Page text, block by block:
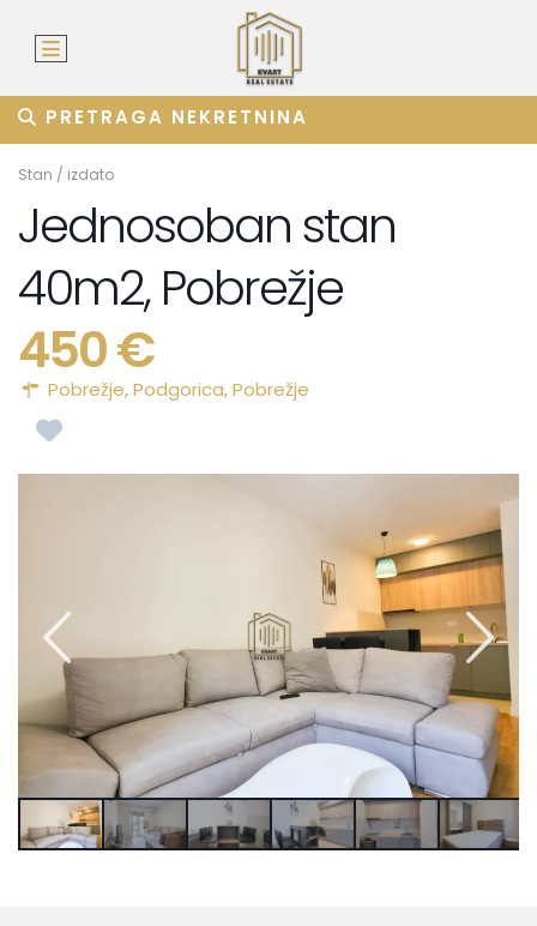
PRETRAGA NEKRETNINA
Stan / izdato
Jednosoban stan
40m2, Pobrežje
450 €
Pobrežje,Podgorica,Pobrežje